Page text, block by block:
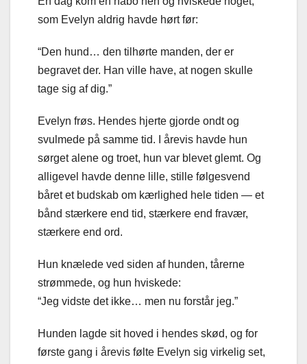
som Evelyn aldrig havde hørt før:
“Den hund… den tilhørte manden, der er
begravet der. Han ville have, at nogen skulle
tage sig af dig.”
Evelyn frøs. Hendes hjerte gjorde ondt og
svulmede på samme tid. I årevis havde hun
sørget alene og troet, hun var blevet glemt. Og
alligevel havde denne lille, stille følgesvend
båret et budskab om kærlighed hele tiden — et
bånd stærkere end tid, stærkere end fravær,
stærkere end ord.
Hun knælede ved siden af hunden, tårerne
strømmede, og hun hviskede:
“Jeg vidste det ikke… men nu forstår jeg.”
Hunden lagde sit hoved i hendes skød, og for
første gang i årevis følte Evelyn sig virkelig set,